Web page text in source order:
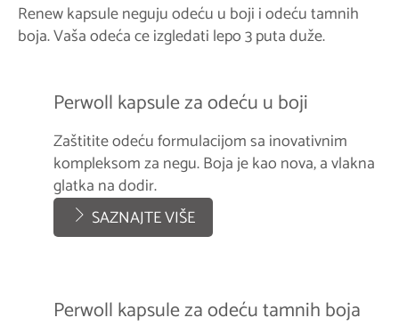
Renew kapsule neguju odeću u boji i odeću tamnih
boja. Vaša odeća ce izgledati lepo 3 puta duže.
Perwoll kapsule za odeću u boji
Zaštitite odeću formulacijom sa inovativnim
kompleksom za negu. Boja je kao nova, a vlakna
glatka na dodir.
SAZNAJTE VIŠE
Perwoll kapsule za odeću tamnih boja